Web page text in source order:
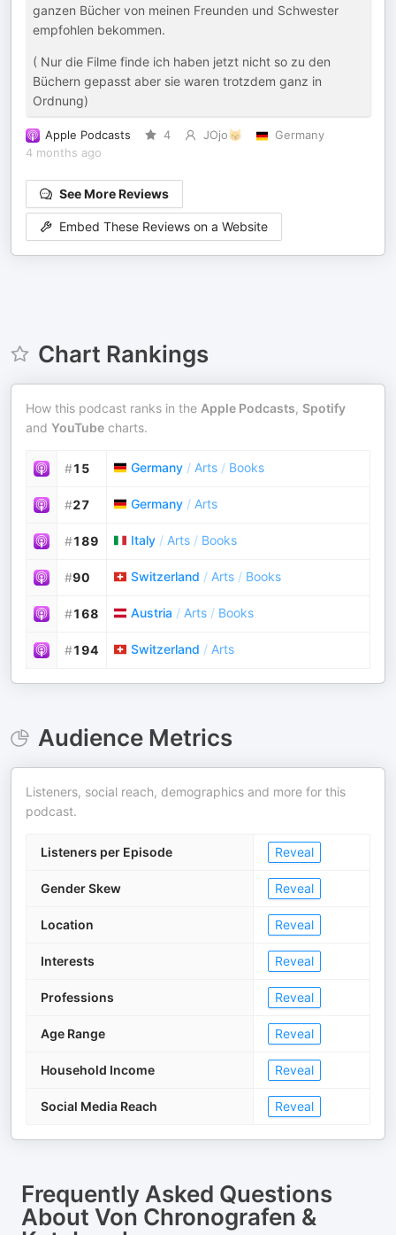
ganzen Bücher von meinen Freunden und Schwester
empfohlen bekommen.
( Nur die Filme finde ich haben jetzt nicht so zu den
Büchern gepasst aber sie waren trotzdem ganz in
Ordnung)
Apple Podcasts 4 JOjo😽
Germany
4 months ago
See More Reviews
Embed These Reviews on a Website
Chart Rankings
How this podcast ranks in the Apple Podcasts, Spotify
and YouTube charts.
#15 Germany / Arts / Books
#27 Germany / Arts
#189 Italy / Arts / Books
#90 Switzerland / Arts / Books
#168 Austria / Arts / Books
#194 Switzerland / Arts
Audience Metrics
Listeners, social reach, demographics and more for this
podcast.
Listeners per Episode Reveal
Gender Skew Reveal
Location Reveal
Interests Reveal
Professions Reveal
Age Range Reveal
Household Income Reveal
Social Media Reach Reveal
Frequently Asked Questions
About Von Chronografen &